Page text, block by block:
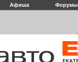
Афиша Форумы